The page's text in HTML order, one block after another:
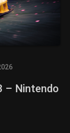
– Nintendo